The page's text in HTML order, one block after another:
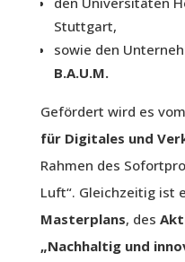
Stuttgart,
sowie den
B.A.U.M.
Gefördert wird es vom
für Digitales und
Rahmen des
Luft“. Gleichzeitig ist
Masterplans, des
„Nachhaltig und